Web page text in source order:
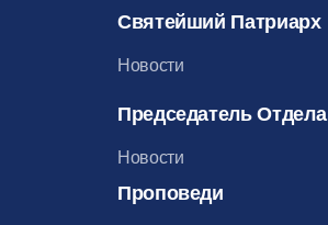
Святейший Патриарх
Новости
Председатель Отдела
Новости
Проповеди